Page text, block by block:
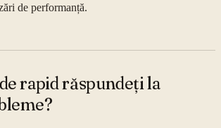
de performanță.
rapid răspundeți la